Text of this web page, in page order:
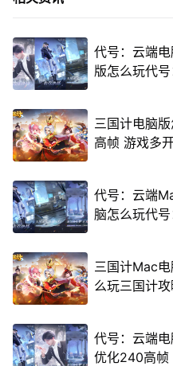
代号：云端
版怎么玩代
三国计电脑
高帧 游戏多
代号：云端
脑怎么玩代
三国计Mac
么玩三国计
代号：云端
优化240高帧